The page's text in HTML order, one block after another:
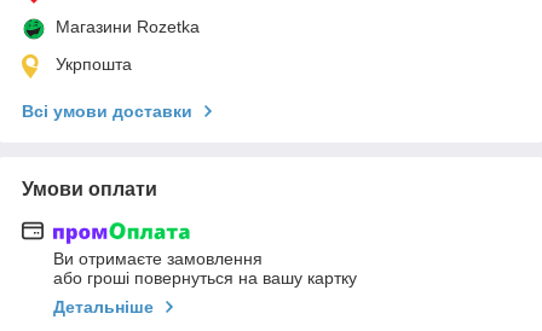
Магазини Rozetka
Укрпошта
Всі умови доставки
Умови оплати
Ви отримаєте замовлення
або гроші повернуться на вашу картку
Детальніше